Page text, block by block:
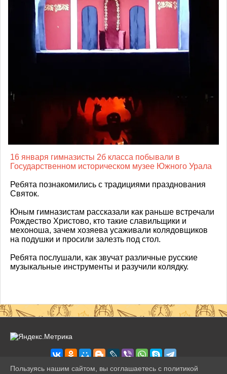
16 января гимназисты 2б класса побывали в
Государственном историческом музее Южного Урала
Ребята познакомились с традициями празднования
Святок.
Юным гимназистам рассказали как раньше встречали
Рождество Христово, кто такие славильщики и
мехоноша, зачем хозяева усаживали колядовщиков
на подушки и просили залезть под стол.
Ребята послушали, как звучат различные русские
музыкальные инструменты и разучили колядку.
Пользуясь нашим сайтом, вы соглашаетесь с политикой